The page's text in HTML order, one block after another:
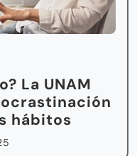
La UNAM
hábitos